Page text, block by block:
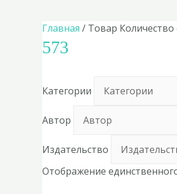
Главная / Товар Количество
573
Категории
Автор
Издательство
Отображение